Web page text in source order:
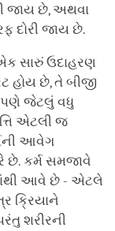
જાય છે, અથવા
દોરી જાય છે.
સારું ઉદાહરણ
હોય છે, તે બીજી
આપણે જેટલું વધુ
એટલી જ
આવેગ
છે. કર્મ સમજાવે
આવે છે - એટલે
ક્રિયાને
શરીરની